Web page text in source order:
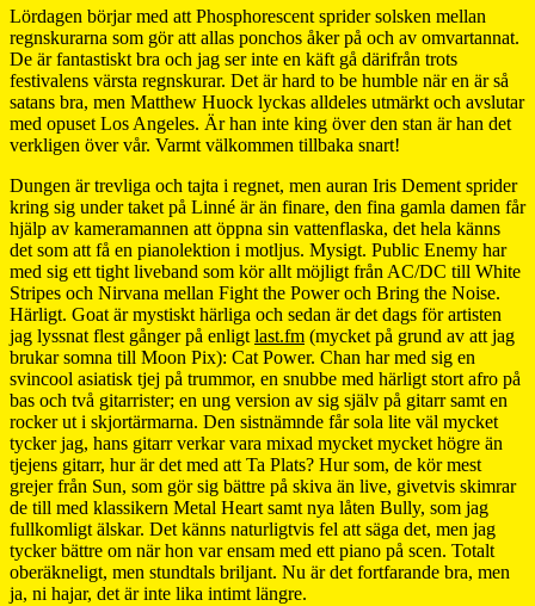
Lördagen börjar med att Phosphorescent sprider solsken mellan
regnskurarna som gör att allas ponchos åker på och av omvartannat.
De är fantastiskt bra och jag ser inte en käft gå därifrån trots
festivalens värsta regnskurar. Det är hard to be humble när en är så
satans bra, men Matthew Huock lyckas alldeles utmärkt och avslutar
med opuset Los Angeles. Är han inte king över den stan är han det
verkligen över vår. Varmt välkommen tillbaka snart!
Dungen är trevliga och tajta i regnet, men auran Iris Dement sprider
kring sig under taket på Linné är än finare, den fina gamla damen får
hjälp av kameramannen att öppna sin vattenflaska, det hela känns
det som att få en pianolektion i motljus. Mysigt. Public Enemy har
med sig ett tight liveband som kör allt möjligt från AC/DC till White
Stripes och Nirvana mellan Fight the Power och Bring the Noise.
Härligt. Goat är mystiskt härliga och sedan är det dags för artisten
jag lyssnat flest gånger på enligt last.fm (mycket på grund av att jag
brukar somna till Moon Pix): Cat Power. Chan har med sig en
svincool asiatisk tjej på trummor, en snubbe med härligt stort afro på
bas och två gitarrister; en ung version av sig själv på gitarr samt en
rocker ut i skjortärmarna. Den sistnämnde får sola lite väl mycket
tycker jag, hans gitarr verkar vara mixad mycket mycket högre än
tjejens gitarr, hur är det med att Ta Plats? Hur som, de kör mest
grejer från Sun, som gör sig bättre på skiva än live, givetvis skimrar
de till med klassikern Metal Heart samt nya låten Bully, som jag
fullkomligt älskar. Det känns naturligtvis fel att säga det, men jag
tycker bättre om när hon var ensam med ett piano på scen. Totalt
oberäkneligt, men stundtals briljant. Nu är det fortfarande bra, men
ja, ni hajar, det är inte lika intimt längre.